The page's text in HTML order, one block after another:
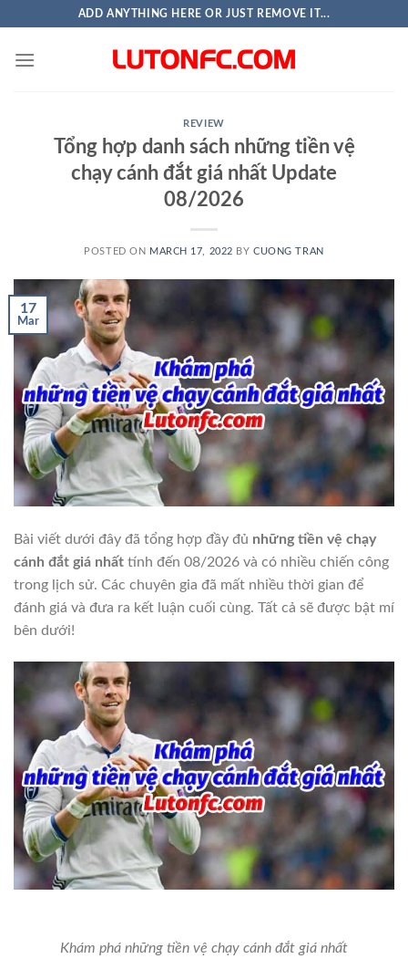
content
ADD ANYTHING HERE OR JUST REMOVE IT...
REVIEW
Tổng hợp danh sách những tiền vệ
chạy cánh đắt giá nhất Update
08/2026
POSTED ON MARCH 17, 2022 BYCUONG TRAN
17
Mar
Bài viết dưới đây đã tổng hợp đầy đủ những tiền vệ chạy
cánh đắt giá nhất tính đến 08/2026 và có nhiều chiến công
trong lịch sử. Các chuyên gia đã mất nhiều thời gian để
đánh giá và đưa ra kết luận cuối cùng. Tất cả sẽ được bật mí
bên dưới!
Khám phá những tiền vệ chạy cánh đắt giá nhất